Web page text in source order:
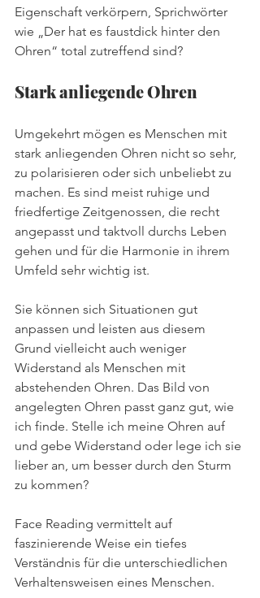
Eigenschaft verkörpern, Sprichwörter
wie „Der hat es faustdick hinter den
Ohren“ total zutreffend sind?
Stark anliegende Ohren
Umgekehrt mögen es Menschen mit
stark anliegenden Ohren nicht so sehr,
zu polarisieren oder sich unbeliebt zu
machen. Es sind meist ruhige und
friedfertige Zeitgenossen, die recht
angepasst und taktvoll durchs Leben
gehen und für die Harmonie in ihrem
Umfeld sehr wichtig ist.
Sie können sich Situationen gut
anpassen und leisten aus diesem
Grund vielleicht auch weniger
Widerstand als Menschen mit
abstehenden Ohren. Das Bild von
angelegten Ohren passt ganz gut, wie
ich finde. Stelle ich meine Ohren auf
und gebe Widerstand oder lege ich sie
lieber an, um besser durch den Sturm
zu kommen?
Face Reading vermittelt auf
faszinierende Weise ein tiefes
Verständnis für die unterschiedlichen
Verhaltensweisen eines Menschen.